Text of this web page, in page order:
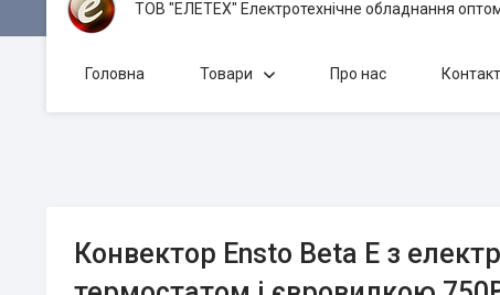
ТОВ "ЕЛЕТЕХ" Електротехнічне обладнання
Головна Товари Про нас
Конвектор Ensto Beta Е з